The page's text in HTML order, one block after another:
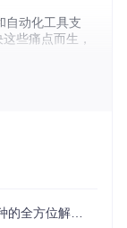
自动化工具支
些痛点而生，
方位解决方案